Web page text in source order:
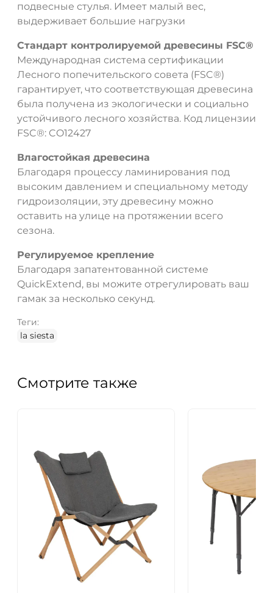
подвесные стулья. Имеет малый вес,
выдерживает большие нагрузки
Стандарт контролируемой древесины FSC®
Международная система сертификации
Лесного попечительского совета (FSC®)
гарантирует, что соответствующая древесина
была получена из экологически и социально
устойчивого лесного хозяйства. Код лицензии
FSC®: CO12427
Влагостойкая древесина
Благодаря процессу ламинирования под
высоким давлением и специальному методу
гидроизоляции, эту древесину можно
оставить на улице на протяжении всего
сезона.
Регулируемое крепление
Благодаря запатентованной системе
QuickExtend, вы можите отрегулировать ваш
гамак за несколько секунд.
Теги:
la siesta
Смотрите также